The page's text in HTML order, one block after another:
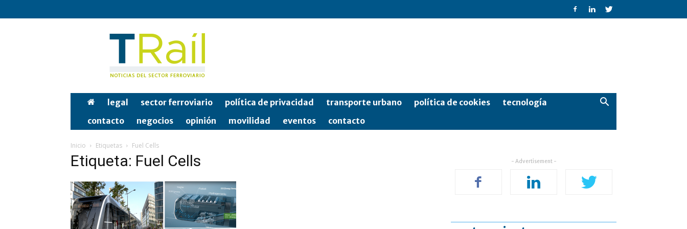
Tren
legal sector ferroviario política de privacidad transporte urbano política de cookies
tecnología
contacto
negocios opinión movilidad eventos contacto
Inicio Etiquetas Fuel Cells
Etiqueta: Fuel Cells - Advertisement -